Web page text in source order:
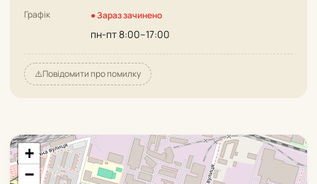
Графік ● Зараз зачинено
пн-пт 8:00–17:00
⚠️Повідомити про помилку
+
−